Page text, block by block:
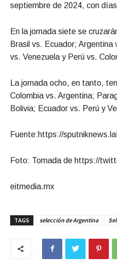
septiembre de 2024, con
En la jornada siete se
Brasil vs. Ecuador; Argentina
vs. Venezuela y Perú vs.
La jornada ocho, en tanto,
Colombia vs. Argentina;
Bolivia; Ecuador vs. Perú y
Fuente:https://
Foto: Tomada de https://
eitmedia.mx
TAGS selección de Argentina